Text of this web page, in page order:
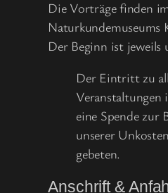
Die Vorträge finden
Naturkundemuseums
Der Beginn ist jeweils
Der Eintritt zu
eine Spende zur
unserer
gebeten.
Anschrift &